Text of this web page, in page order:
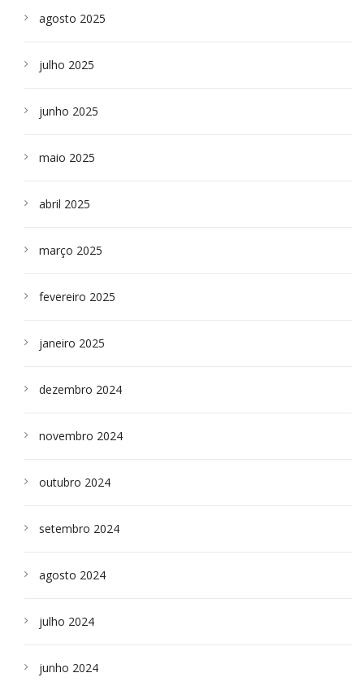
agosto 2025
julho 2025
junho 2025
maio 2025
abril 2025
março 2025
fevereiro 2025
janeiro 2025
dezembro 2024
novembro 2024
outubro 2024
setembro 2024
agosto 2024
julho 2024
junho 2024